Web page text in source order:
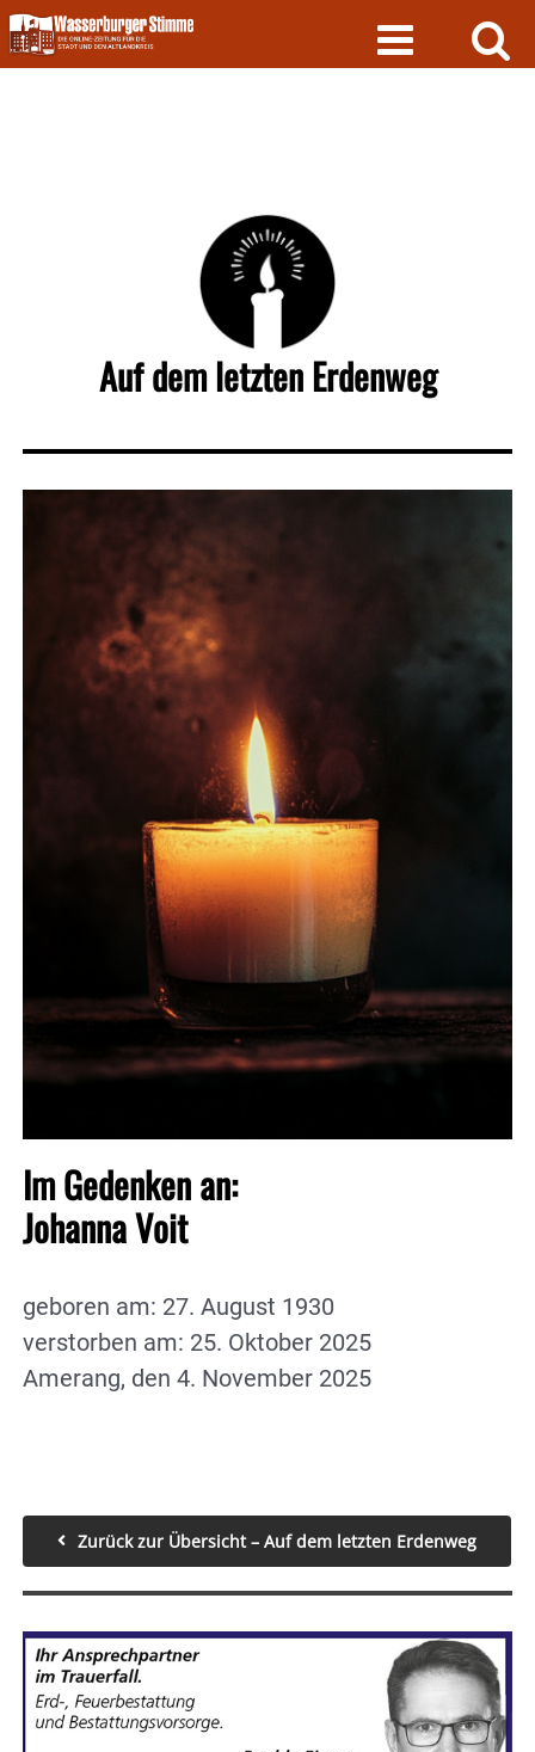
Skip
to
content
Auf dem letzten Erdenweg
Im Gedenken an:
Johanna Voit
geboren am: 27. August 1930
verstorben am: 25. Oktober 2025
Amerang, den 4. November 2025
Zurück zur Übersicht – Auf dem letzten Erdenweg